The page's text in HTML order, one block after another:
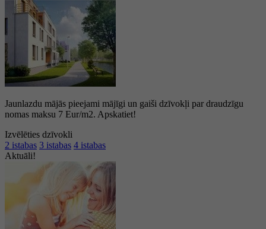
Jaunlazdu mājās pieejami mājīgi un gaiši dzīvokļi par draudzīgu
nomas maksu 7 Eur/m2. Apskatiet!
Izvēlēties dzīvokli
2 istabas 3 istabas 4 istabas
Aktuāli!